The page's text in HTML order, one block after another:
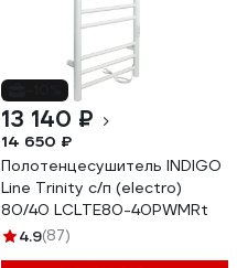
13 140 ₽
14 650 ₽
Полотенцесушитель INDIGO
Line Trinity с/п (electro)
80/40 LСLTE80-40PWMRt
4.9(87)